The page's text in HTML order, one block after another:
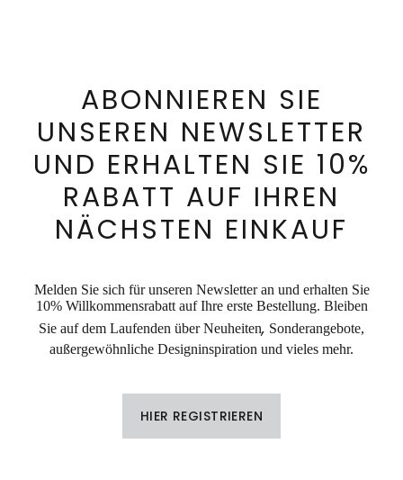
ABONNIEREN SIE
UNSEREN NEWSLETTER
UND ERHALTEN SIE 10%
RABATT AUF IHREN
NÄCHSTEN EINKAUF
Melden Sie sich für unseren Newsletter an und erhalten Sie
10% Willkommensrabatt auf Ihre erste Bestellung. Bleiben
Sie auf dem Laufenden über Neuheiten, Sonderangebote,
außergewöhnliche Designinspiration und vieles mehr.
HIER REGISTRIEREN